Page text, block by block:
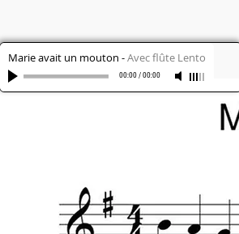
Marie avait un mouton -Avec flûte Lento
00:00/00:00